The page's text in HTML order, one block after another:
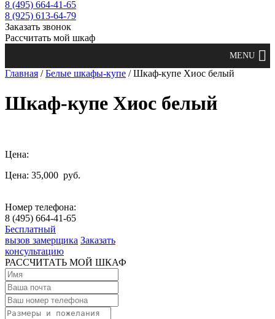
8 (495) 664-41-65
8 (925) 613-64-79
Заказать звонок
Рассчитать мой шкаф
Главная /Белые шкафы-купе / Шкаф-купе Хиос белый
Шкаф-купе Хиос белый
Цена:
Цена: 35,000 руб.
Номер телефона:
8 (495) 664-41-65
Бесплатный
вызов замерщика Заказать
консультацию
РАССЧИТАТЬ МОЙ ШКАФ